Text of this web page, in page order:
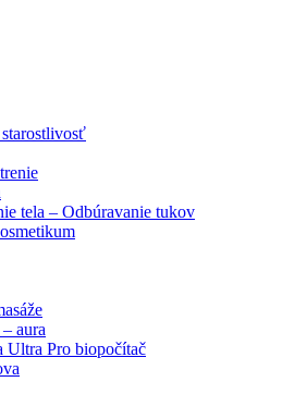
tela – Odbúravanie tukov
aura
Ultra Pro biopočítač